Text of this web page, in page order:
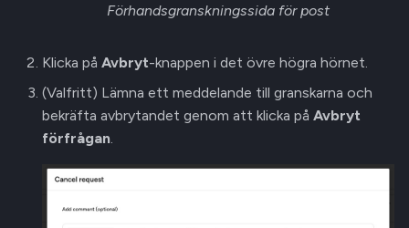
Förhandsgranskningssida för post
Klicka på Avbryt-knappen i det övre högra hörnet.
(Valfritt) Lämna ett meddelande till granskarna och
bekräfta avbrytandet genom att klicka på Avbryt
förfrågan